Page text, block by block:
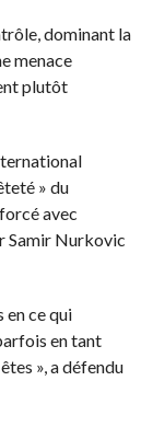
dominant la
menace
plutôt
» du
avec
Samir Nurkovic
en ce qui
en tant
», a défendu